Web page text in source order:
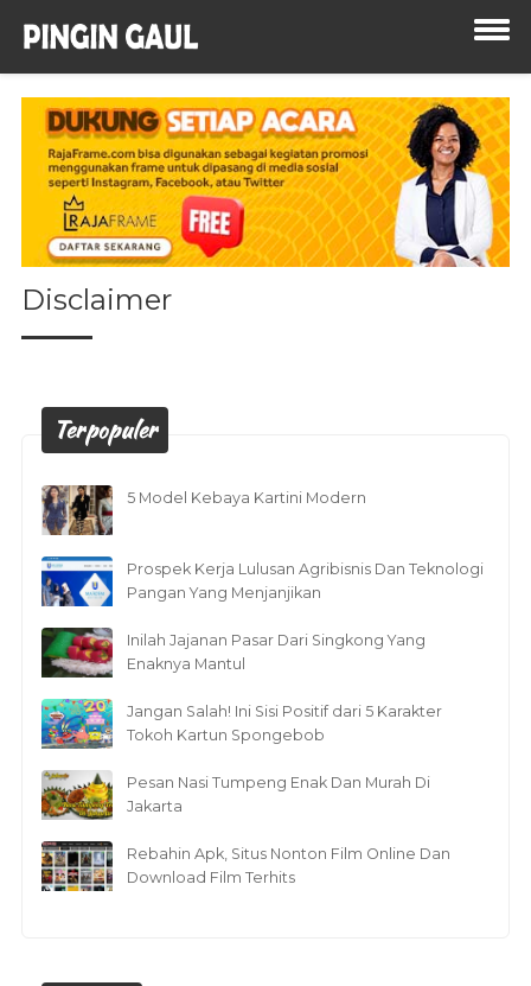
Disclaimer
Terpopuler
5 Model Kebaya Kartini Modern
Prospek Kerja Lulusan Agribisnis Dan Teknologi
Pangan Yang Menjanjikan
Inilah Jajanan Pasar Dari Singkong Yang
Enaknya Mantul
Jangan Salah! Ini Sisi Positif dari 5 Karakter
Tokoh Kartun Spongebob
Pesan Nasi Tumpeng Enak Dan Murah Di
Jakarta
Rebahin Apk, Situs Nonton Film Online Dan
Download Film Terhits